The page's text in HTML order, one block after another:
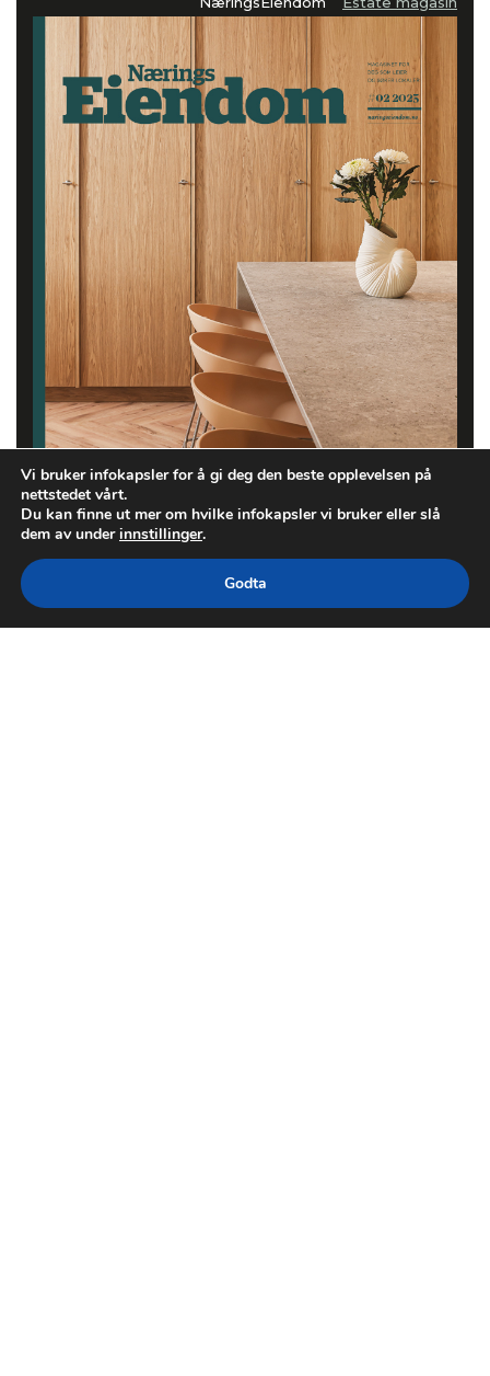
Vi bruker infokapsler for å gi deg den beste opplevelsen på
nettstedet vårt.
Du kan finne ut mer om hvilke infokapsler vi bruker eller slå
dem av underinnstillinger.
Godta